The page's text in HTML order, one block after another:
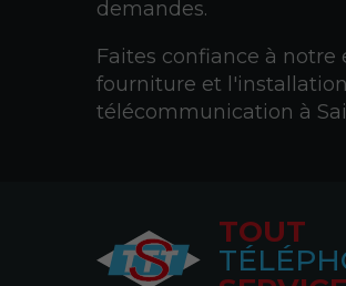
demandes.
Faites confiance à notre
fourniture et
télécommunication à
TOUT